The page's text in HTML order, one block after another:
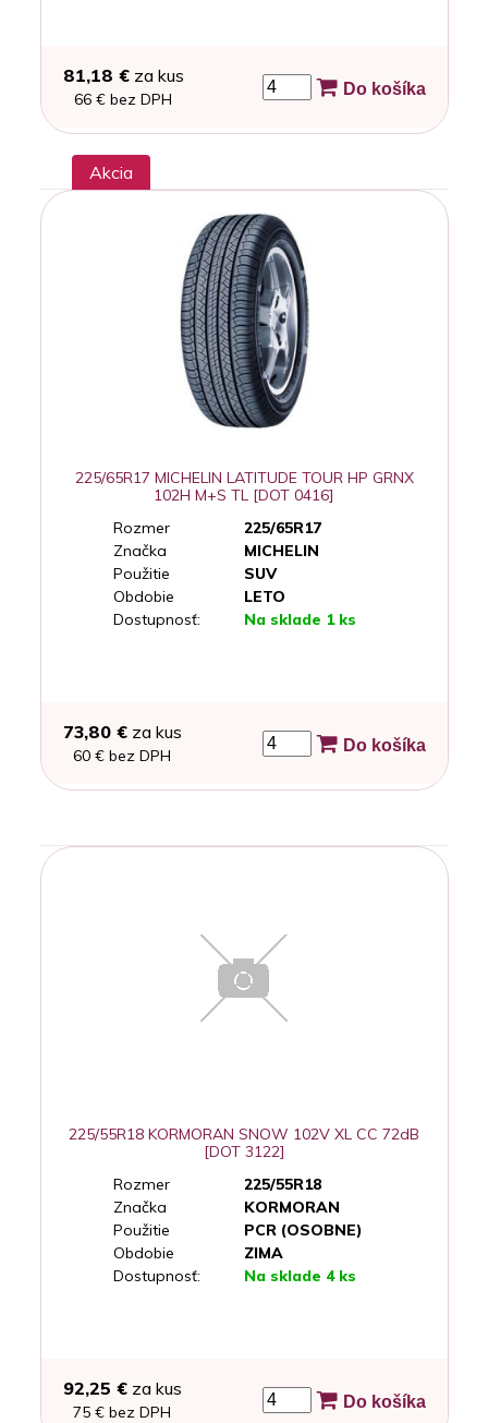
81,18 €za kus
66 € bez DPH
Do košíka
Akcia
225/65R17 MICHELIN LATITUDE TOUR HP GRNX
102H M+S TL [DOT 0416]
Rozmer
225/65R17
Značka
MICHELIN
Použitie
SUV
Obdobie
LETO
Dostupnosť:
Na sklade 1 ks
73,80 €za kus
60 € bez DPH
Do košíka
225/55R18 KORMORAN SNOW 102V XL CC 72dB
[DOT 3122]
Rozmer
225/55R18
Značka
KORMORAN
Použitie
PCR (OSOBNE)
Obdobie
ZIMA
Dostupnosť:
Na sklade 4 ks
92,25 €za kus
75 € bez DPH
Do košíka